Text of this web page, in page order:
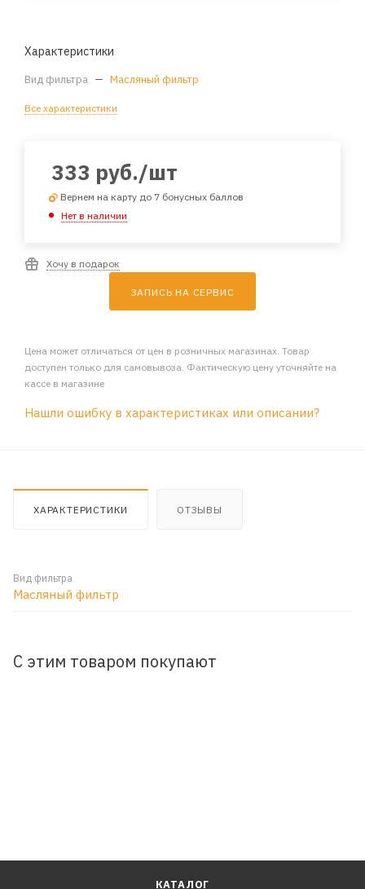
Характеристики
Вид фильтра — Масляный фильтр
Все характеристики
333 руб./шт
Вернем на карту до 7 бонусных баллов
Нет в наличии
Хочу в подарок
ЗАПИСЬ НА СЕРВИС
Цена может отличаться от цен в розничных магазинах. Товар
доступен только для самовывоза. Фактическую цену уточняйте на
кассе в магазине
Нашли ошибку в характеристиках или описании?
ХАРАКТЕРИСТИКИ ОТЗЫВЫ
Вид фильтра
Масляный фильтр
С этим товаром покупают
КАТАЛОГ